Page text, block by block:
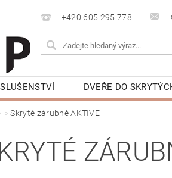
+420 605 295 778
DVEŘE DO
SKRYTÁ LIŠTA
Skryté zárubně AKTIVE